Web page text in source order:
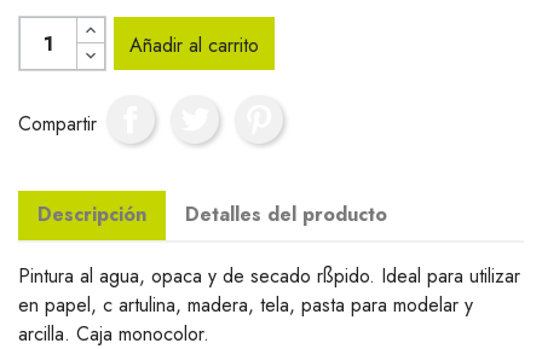
Añadir al carrito
Compartir
Descripción Detalles del producto
Pintura al agua, opaca y de secado rßpido. Ideal para utilizar
en papel, c artulina, madera, tela, pasta para modelar y
arcilla. Caja monocolor.